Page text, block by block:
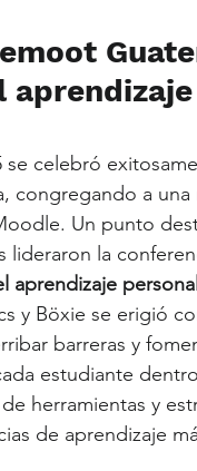
celebró
congregando a
Un punto
lideraron la
aprendizaje
y Böxie se erigió
barreras y
estudiante
herramientas y
de aprendizaje